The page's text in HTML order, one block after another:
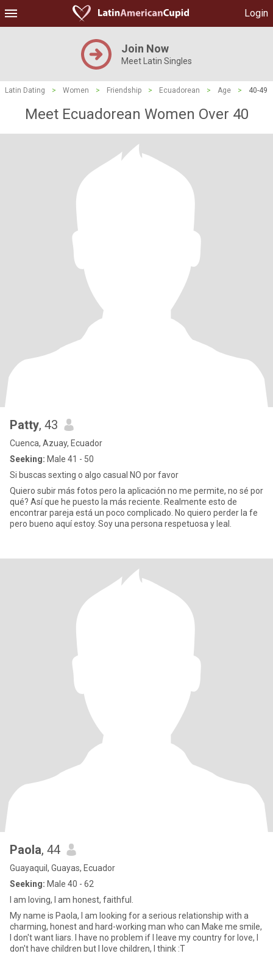
Login
Join Now
Meet Latin Singles
Latin Dating > Women > Friendship > Ecuadorean > Age > 40-49
Meet Ecuadorean Women Over 40
Patty, 43
Cuenca, Azuay, Ecuador
Seeking: Male 41 - 50
Si buscas sexting o algo casual NO por favor
Quiero subir más fotos pero la aplicación no me permite, no sé por
qué? Así que he puesto la más reciente. Realmente esto de
encontrar pareja está un poco complicado. No quiero perder la fe
pero bueno aquí estoy. Soy una persona respetuosa y leal.
Paola, 44
Guayaquil, Guayas, Ecuador
Seeking: Male 40 - 62
I am loving, I am honest, faithful.
My name is Paola, I am looking for a serious relationship with a
charming, honest and hard-working man who can Make me smile,
I don't want liars. I have no problem if I leave my country for love, I
don't have children but I love children, I think :T